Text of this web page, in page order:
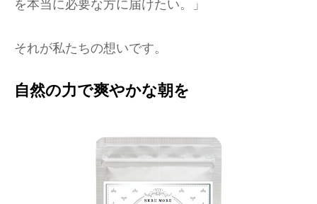
を本当に必要な方に届けたい。」
それが私たちの想いです。
自然の力で爽やかな朝を